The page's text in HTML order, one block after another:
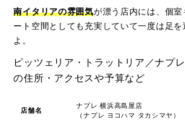
南イタリアの雰囲気が漂う店内には、個
ート空間としても充実していて一度は足
よ。
ピッツェリア・トラットリア／ナプ
の住所・アクセスや予算など
店舗名
ナプレ 横浜高島屋店
（ナプレ ヨコハマ タカシマヤ）